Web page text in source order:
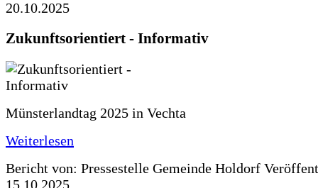
20.10.2025
Zukunftsorientiert - Informativ
Münsterlandtag 2025 in Vechta
Weiterlesen
Bericht von: Pressestelle Gemeinde Holdorf
15.10.2025